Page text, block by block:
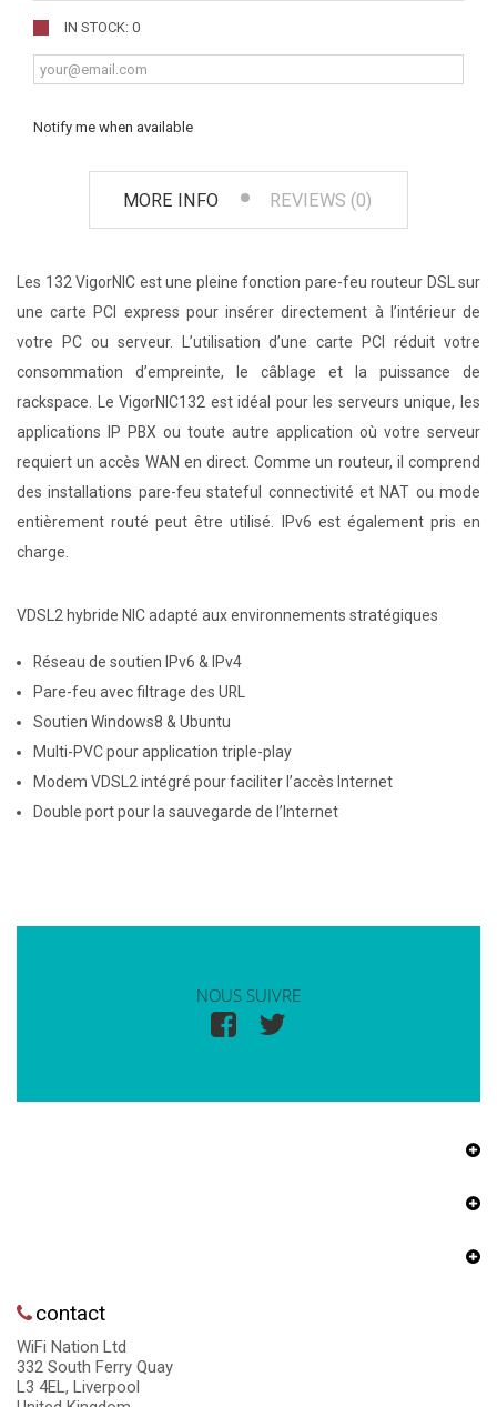
IN STOCK: 0
Notify me when available
MORE INFO REVIEWS (0)
Les 132 VigorNIC est une pleine fonction pare-feu routeur DSL sur
une carte PCI express pour insérer directement à l’intérieur de
votre PC ou serveur. L’utilisation d’une carte PCI réduit votre
consommation d’empreinte, le câblage et la puissance de
rackspace. Le VigorNIC132 est idéal pour les serveurs unique, les
applications IP PBX ou toute autre application où votre serveur
requiert un accès WAN en direct. Comme un routeur, il comprend
des installations pare-feu stateful connectivité et NAT ou mode
entièrement routé peut être utilisé. IPv6 est également pris en
charge.
VDSL2 hybride NIC adapté aux environnements stratégiques
Réseau de soutien IPv6 & IPv4
Pare-feu avec filtrage des URL
Soutien Windows8 & Ubuntu
Multi-PVC pour application triple-play
Modem VDSL2 intégré pour faciliter l’accès Internet
Double port pour la sauvegarde de l’Internet
NOUS SUIVRE
contact
WiFi Nation Ltd
332 South Ferry Quay
L3 4EL, Liverpool